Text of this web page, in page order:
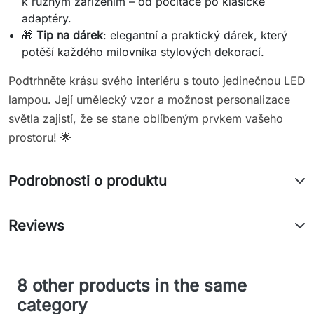
adaptéry.
🎁Tip na dárek: elegantní a praktický dárek, který
potěší každého milovníka stylových dekorací.
Podtrhněte krásu svého interiéru s touto jedinečnou LED
lampou. Její umělecký vzor a možnost personalizace
světla zajistí, že se stane oblíbeným prvkem vašeho
prostoru! 🌟
Podrobnosti o produktu
Reviews
8 other products in the same
category